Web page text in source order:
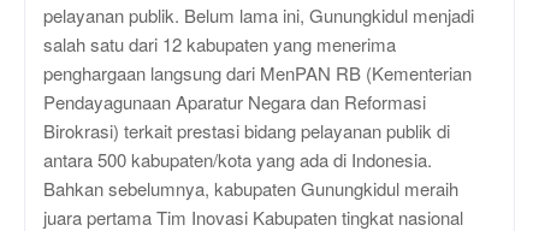
pelayanan publik. Belum lama ini, Gunungkidul menjadi
salah satu dari 12 kabupaten yang menerima
penghargaan langsung dari MenPAN RB (Kementerian
Pendayagunaan Aparatur Negara dan Reformasi
Birokrasi) terkait prestasi bidang pelayanan publik di
antara 500 kabupaten/kota yang ada di Indonesia.
Bahkan sebelumnya, kabupaten Gunungkidul meraih
juara pertama Tim Inovasi Kabupaten tingkat nasional